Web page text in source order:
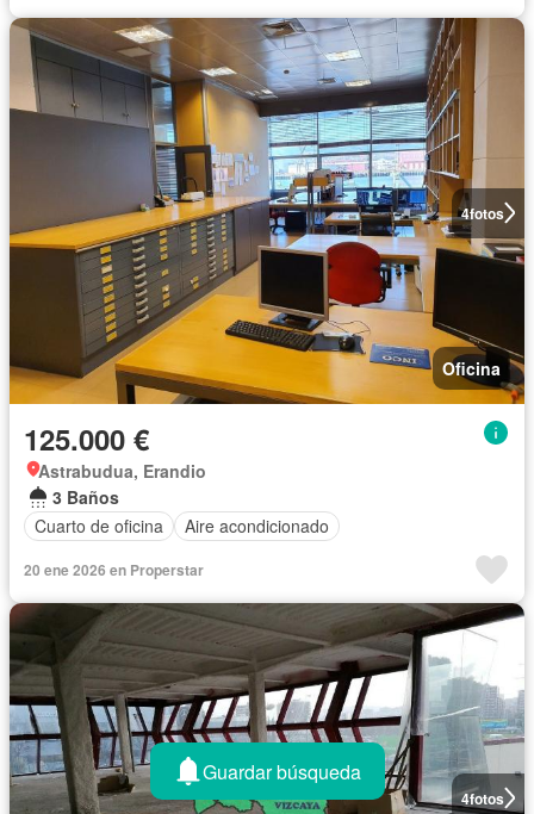
4fotos
Oficina
125.000 €
Astrabudua, Erandio
3 Baños
Cuarto de oficina
Aire acondicionado
20 ene 2026 en Properstar
4fotos
Guardar búsqueda